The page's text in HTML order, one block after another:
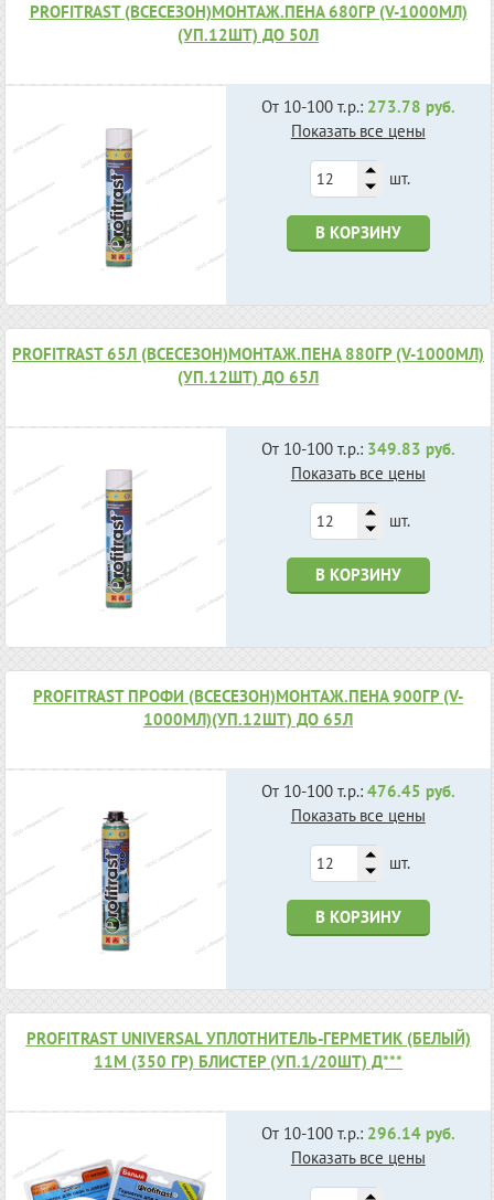
PROFITRAST (ВСЕСЕЗОН)МОНТАЖ.ПЕНА 680ГР (V-1000МЛ)
(УП.12ШТ) ДО 50Л
От 10-100 т.р.: 273.78 руб.
Показать все цены
шт.
В КОРЗИНУ
PROFITRAST 65Л (ВСЕСЕЗОН)МОНТАЖ.ПЕНА 880ГР (V-1000МЛ)
(УП.12ШТ) ДО 65Л
От 10-100 т.р.: 349.83 руб.
Показать все цены
шт.
В КОРЗИНУ
PROFITRAST ПРОФИ (ВСЕСЕЗОН)МОНТАЖ.ПЕНА 900ГР (V-
1000МЛ)(УП.12ШТ) ДО 65Л
От 10-100 т.р.: 476.45 руб.
Показать все цены
шт.
В КОРЗИНУ
PROFITRAST UNIVERSAL УПЛОТНИТЕЛЬ-ГЕРМЕТИК (БЕЛЫЙ)
11М (350 ГР) БЛИСТЕР (УП.1/20ШТ) Д***
От 10-100 т.р.: 296.14 руб.
Показать все цены